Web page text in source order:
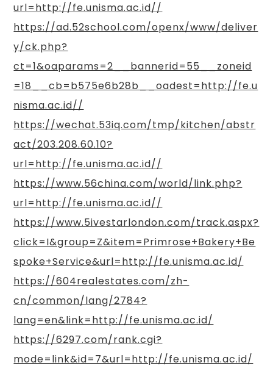
url=http://fe.unisma.ac.id//
https://ad.52school.com/openx/www/deliver
y/ck.php?
ct=1&oaparams=2__bannerid=55__zoneid
=18__cb=b575e6b28b__oadest=http://fe.u
nisma.ac.id//
https://wechat.53iq.com/tmp/kitchen/abstr
act/203.208.60.10?
url=http://fe.unisma.ac.id//
https://www.56china.com/world/link.php?
url=http://fe.unisma.ac.id//
https://www.5ivestarlondon.com/track.aspx?
click=I&group=Z&item=Primrose+Bakery+Be
spoke+Service&url=http://fe.unisma.ac.id/
https://604realestates.com/zh-
cn/common/lang/2784?
lang=en&link=http://fe.unisma.ac.id/
https://6297.com/rank.cgi?
mode=link&id=7&url=http://fe.unisma.ac.id/